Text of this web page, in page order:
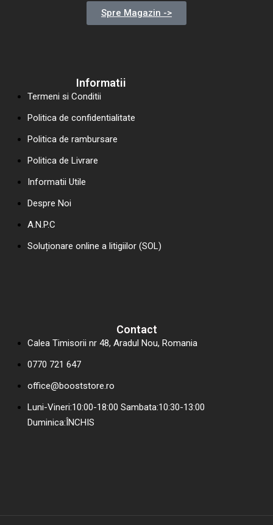
Spre Magazin ->
Informatii
Termeni si Conditii
Politica de confidentialitate
Politica de rambursare
Politica de Livrare
Informatii Utile
Despre Noi
A.N.P.C
Soluționare online a litigiilor (SOL)
Contact
Calea Timisorii nr 48, Aradul Nou, Romania
0770 721 647
office@booststore.ro
Luni-Vineri:10:00-18:00 Sambata:10:30-13:00
Duminica:ÎNCHIS